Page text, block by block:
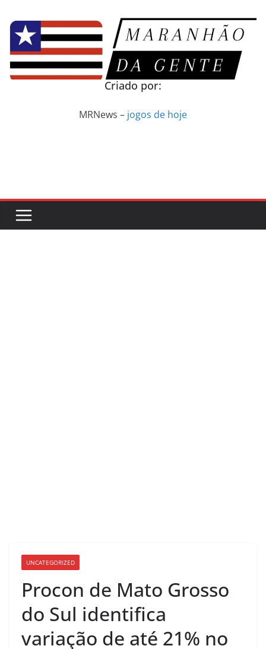
para
conteúdo
Criado por:
MRNews – jogos de hoje
UNCATEGORIZED
Procon de Mato Grosso
do Sul identifica
variação de até 21% no